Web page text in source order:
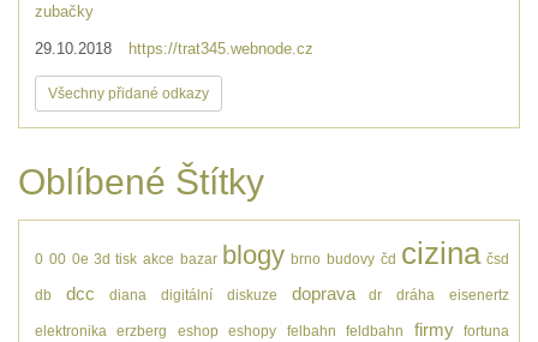
zubačky
29.10.2018 https://trat345.webnode.cz
Všechny přidané odkazy
Oblíbené Štítky
0 00 0e 3d tisk akce bazar blogy brno budovy čd cizina čsd
db dcc diana digitální diskuze doprava dr dráha eisenertz
elektronika erzberg eshop eshopy felbahn feldbahn firmy fortuna